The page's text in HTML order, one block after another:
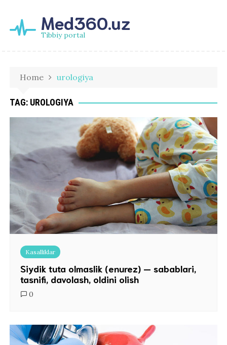
Med360.uz
Tibbiy portal
Home urologiya
TAG: UROLOGIYA
Kasalliklar
Siydik tuta olmaslik (enurez) — sabablari,
tasnifi, davolash, oldini olish
0